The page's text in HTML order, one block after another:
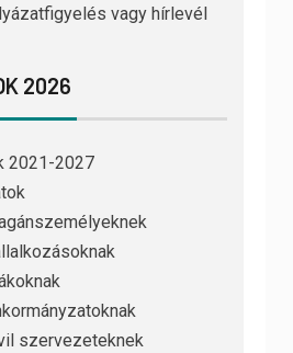
vagy hírlevél
2026
2021-2027
szervezeteknek